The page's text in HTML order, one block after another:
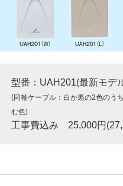
型番：UAH201(最新モデ
(同軸ケーブル：白か黒の2色のう
む色)
工事費込み 25,000円